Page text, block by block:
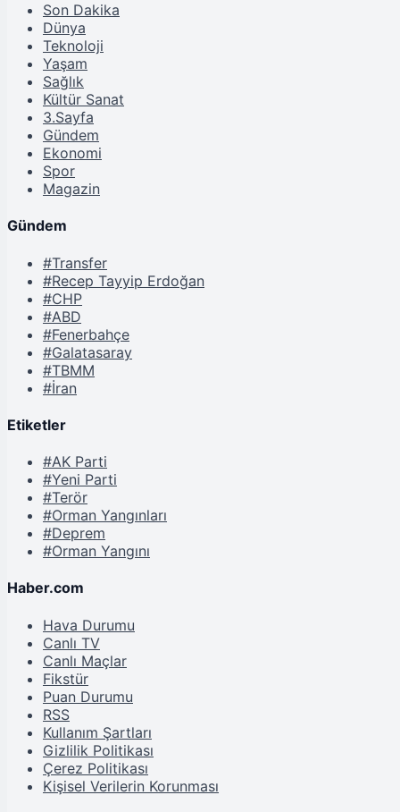
Son Dakika
Dünya
Teknoloji
Yaşam
Sağlık
Kültür Sanat
3.Sayfa
Gündem
Ekonomi
Spor
Magazin
Gündem
#Transfer
#Recep Tayyip Erdoğan
#CHP
#ABD
#Fenerbahçe
#Galatasaray
#TBMM
#İran
Etiketler
#AK Parti
#Yeni Parti
#Terör
#Orman Yangınları
#Deprem
#Orman Yangını
Haber.com
Hava Durumu
Canlı TV
Canlı Maçlar
Fikstür
Puan Durumu
RSS
Kullanım Şartları
Gizlilik Politikası
Çerez Politikası
Kişisel Verilerin Korunması